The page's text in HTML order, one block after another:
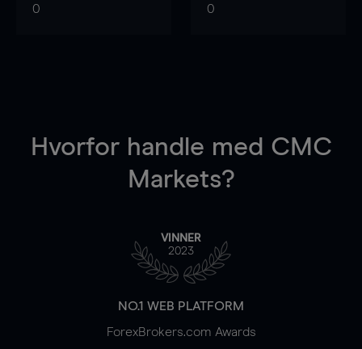
0 0
Hvorfor handle med CMC
Markets?
VINNER
2023
NO.1 WEB PLATFORM
ForexBrokers.com Awards